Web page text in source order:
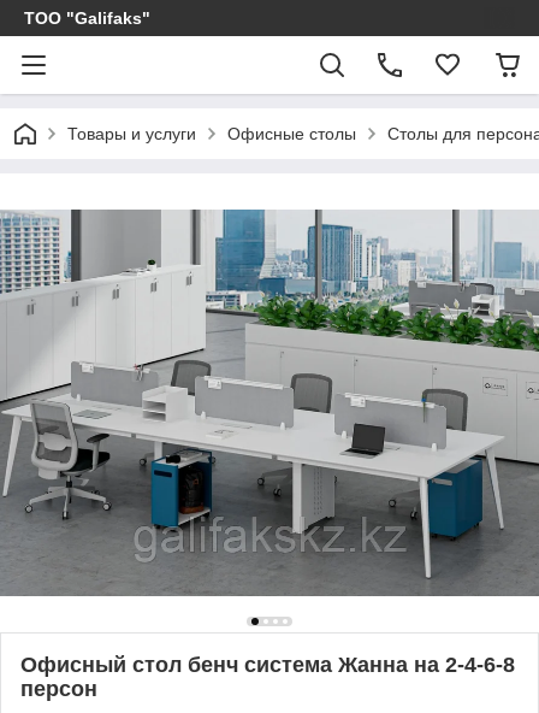
ТОО "Galifaks"
Товары и услуги Офисные столы Столы для
Офисный стол бенч система Жанна на 2-4-6-8
персон